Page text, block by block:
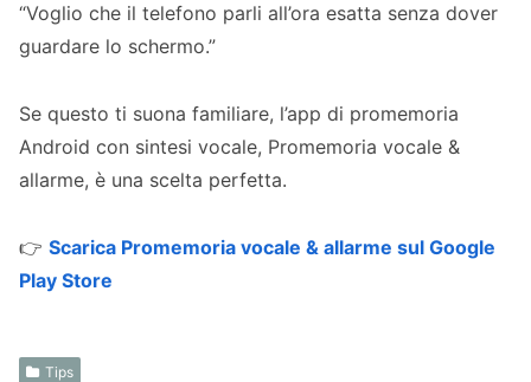
“Voglio che il telefono parli all’ora esatta senza dover
guardare lo schermo.”
Se questo ti suona familiare, l’app di promemoria
Android con sintesi vocale, Promemoria vocale &
allarme, è una scelta perfetta.
👉 Scarica Promemoria vocale & allarme sul Google
Play Store
Tips